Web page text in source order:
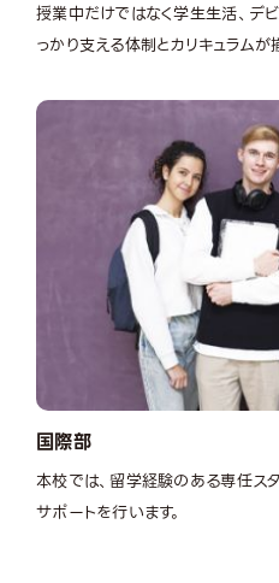
授業中だけではなく学生生活、デ
っかり支える体制とカリキュラムが
国際部
本校では、留学経験のある専任ス
サポートを行います。